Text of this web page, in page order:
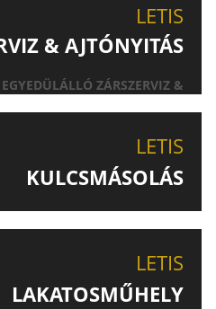
LETIS
& AJTÓNYITÁS
ZÁRSZERVIZ &
LETIS
KULCSMÁSOLÁS
LETIS
LAKATOSMŰHELY